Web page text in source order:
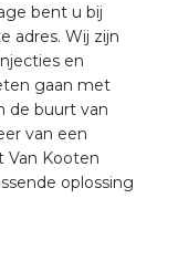
bent u bij
adres. Wij zijn
en
gaan met
de buurt van
van een
Van Kooten
oplossing